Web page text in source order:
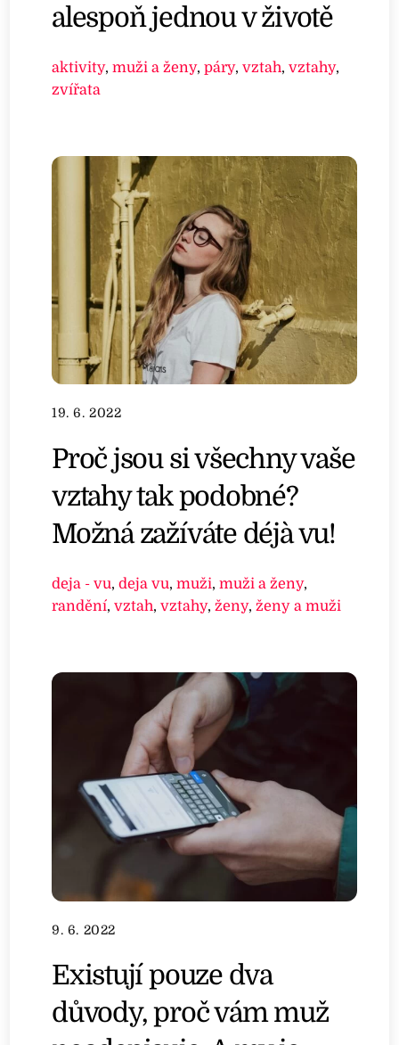
alespoň jednou v životě
aktivity,muži a ženy,páry,vztah,vztahy,
zvířata
19. 6. 2022
Proč jsou si všechny vaše
vztahy tak podobné?
Možná zažíváte déjà vu!
deja - vu,deja vu,muži,muži a ženy,
randění,vztah,vztahy,ženy,ženy a muži
9. 6. 2022
Existují pouze dva
důvody, proč vám muž